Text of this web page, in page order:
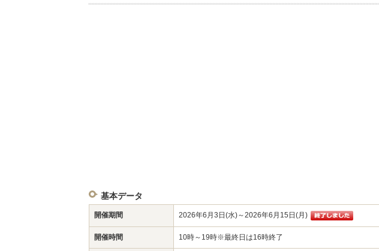
基本データ
開催期間 2026年6月3日(水)～2026年6月15日(月)
開催時間 10時～19時※最終日は16時終了